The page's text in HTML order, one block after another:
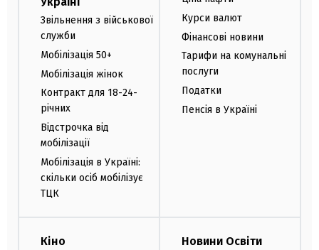
Звільнення з військової
служби
Мобілізація 50+
Мобілізація жінок
Контракт для 18-24-
річних
Відстрочка від
мобілізації
Мобілізація в Україні:
скільки осіб мобілізує
ТЦК
Курси валют
Фінансові новини
Тарифи на комунальні
послуги
Податки
Пенсія в Україні
Кіно Новини Освіти